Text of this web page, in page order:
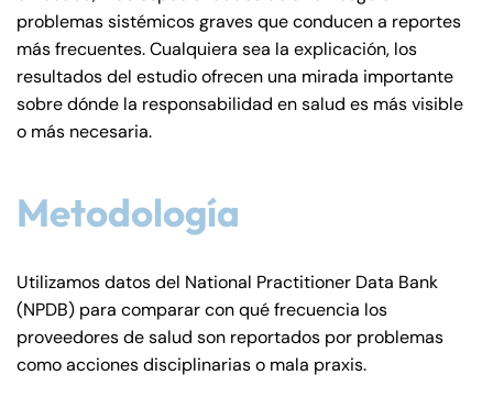
problemas sistémicos graves que conducen a reportes
más frecuentes. Cualquiera sea la explicación, los
resultados del estudio ofrecen una mirada importante
sobre dónde la responsabilidad en salud es más visible
o más necesaria.
Metodología
Utilizamos datos del National Practitioner Data Bank
(NPDB) para comparar con qué frecuencia los
proveedores de salud son reportados por problemas
como acciones disciplinarias o mala praxis.